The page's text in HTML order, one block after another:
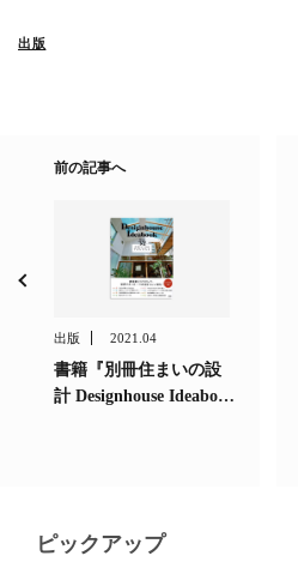
出版
前の記事へ
出版 2021.04
書籍『別冊住まいの設
計 Designhouse Ideabo…
ピックアップ